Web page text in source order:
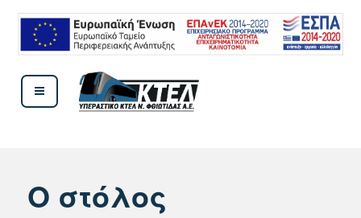
Μετάβαση
περιεχόμενο
Ο στόλος